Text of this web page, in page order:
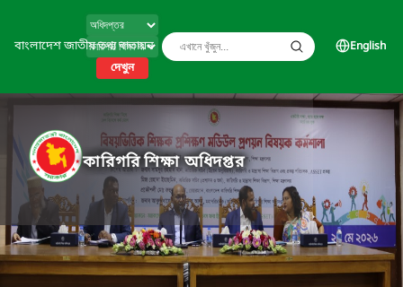
বাংলাদেশ জাতীয় তথ্য বাতায়ন
দেখুন
English
কারিগরি শিক্ষা অধিদপ্তর